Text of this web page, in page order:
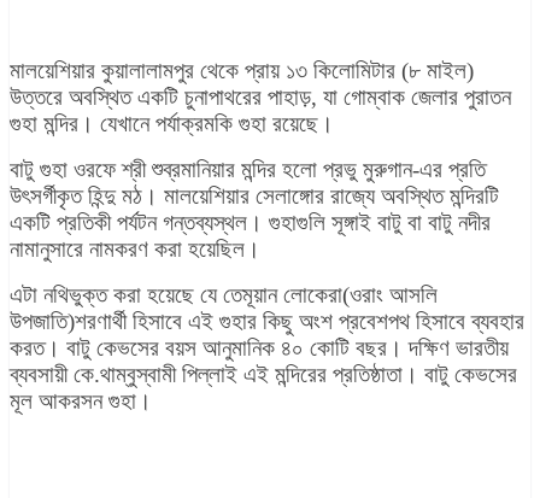
মালয়েশিয়ার কুয়ালালামপুর থেকে প্রায় ১৩ কিলোমিটার (৮ মাইল)
উত্তরে অবস্থিত একটি চুনাপাথরের পাহাড়, যা গোম্বাক জেলার পুরাতন
গুহা মন্দির। যেখানে পর্যাক্রমকি গুহা রয়েছে।
বাটু গুহা ওরফে শ্রী শুব্রমানিয়ার মন্দির হলো প্রভু মুরুগান-এর প্রতি
উৎসর্গীকৃত হিন্দু মঠ। মালয়েশিয়ার সেলাঙ্গোর রাজ্যে অবস্থিত মন্দিরটি
একটি প্রতিকী পর্যটন গন্তব্যস্থল। গুহাগুলি সূঙ্গাই বাটু বা বাটু নদীর
নামানুসারে নামকরণ করা হয়েছিল।
এটা নথিভুক্ত করা হয়েছে যে তেমূয়ান লোকেরা(ওরাং আসলি
উপজাতি)শরণার্থী হিসাবে এই গুহার কিছু অংশ প্রবেশপথ হিসাবে ব্যবহার
করত। বাটু কেভসের বয়স আনুমানিক ৪০ কোটি বছর। দক্ষিণ ভারতীয়
ব্যবসায়ী কে.থাম্বুস্বামী পিল্লাই এই মন্দিরের প্রতিষ্ঠাতা। বাটু কেভসের
মূল আকরসন গুহা।